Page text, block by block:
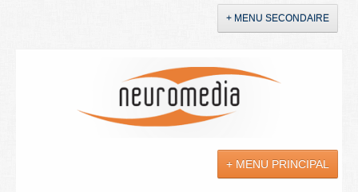
+ MENU SECONDAIRE
+ MENU PRINCIPAL